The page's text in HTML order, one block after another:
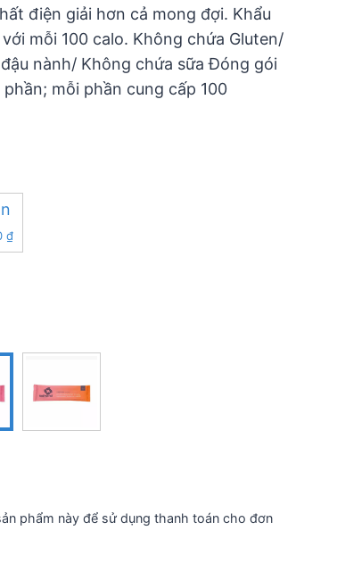
điện giải hơn cả mong đợi. Khẩu
mỗi 100 calo. Không chứa Gluten/
nành/ Không chứa sữa Đóng gói
mỗi phần cung cấp 100
₫
phẩm này để sử dụng thanh toán cho đơn